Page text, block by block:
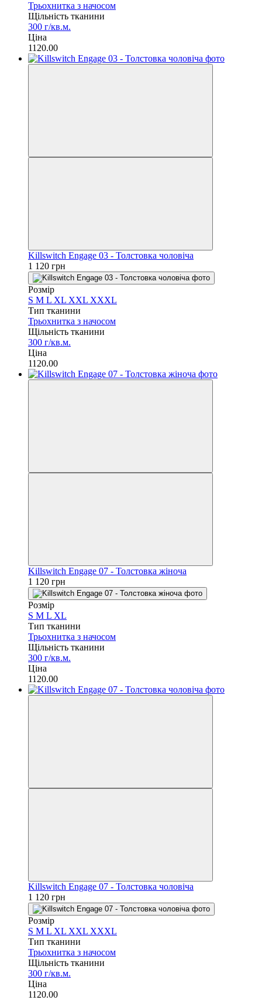
Трьохнитка з начосом
Щільність тканини
300 г/кв.м.
Ціна
1120.00
Killswitch Engage 03 - Толстовка чоловіча
1 120 грн
Розмір
S M L XL XXL XXXL
Тип тканини
Трьохнитка з начосом
Щільність тканини
300 г/кв.м.
Ціна
1120.00
Killswitch Engage 07 - Толстовка жіноча
1 120 грн
Розмір
S M L XL
Тип тканини
Трьохнитка з начосом
Щільність тканини
300 г/кв.м.
Ціна
1120.00
Killswitch Engage 07 - Толстовка чоловіча
1 120 грн
Розмір
S M L XL XXL XXXL
Тип тканини
Трьохнитка з начосом
Щільність тканини
300 г/кв.м.
Ціна
1120.00